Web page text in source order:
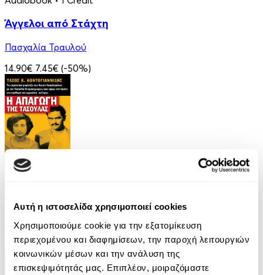
Αυτή η ιστοσελίδα χρησιμοποιεί cookies
Χρησιμοποιούμε cookie για την εξατομίκευση
περιεχομένου και διαφημίσεων, την παροχή λειτουργιών
κοινωνικών μέσων και την ανάλυση της
επισκεψιμότητάς μας. Επιπλέον, μοιραζόμαστε
Άγγελοι από Στάχτη
Πασχαλία Τραυλού
14.90€ 7.45€ (-50%)
Η απαγωγή της Τασούλας
Τάσος Κοντογιαννίδης
9.99€